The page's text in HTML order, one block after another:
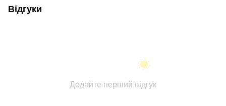
Відгуки
Додайте перший відгук